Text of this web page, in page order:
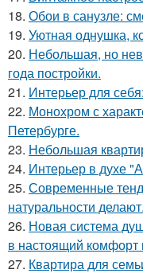
18. Обои в санузле:
19. Уютная однушка,
20. Небольшая, но
года постройки.
21. Интерьер для
22. Монохром с
Петербурге.
23. Небольшая
24. Интерьер в духе
25. Современные
натуральности делают.
26. Новая система
в настоящий комфорт
27. Квартира для